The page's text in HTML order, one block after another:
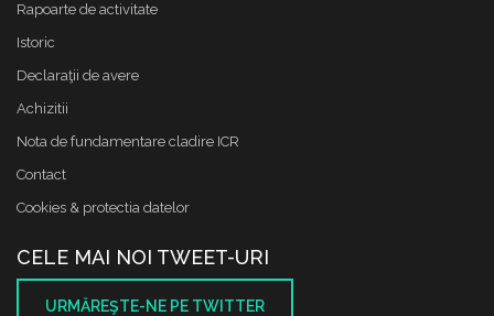
Rapoarte de activitate
Istoric
Declaraţii de avere
Achizitii
Nota de fundamentare cladire ICR
Contact
Cookies & protectia datelor
CELE MAI NOI TWEET-URI
URMĂREŞTE-NE PE TWITTER